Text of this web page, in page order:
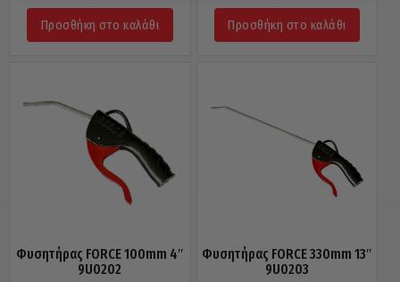
Προσθήκη στο καλάθι Προσθήκη στο καλάθι
Φυσητήρας FORCE 100mm 4″
9U0202
Φυσητήρας FORCE 330mm 13″
9U0203